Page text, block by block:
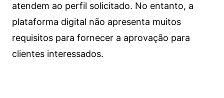
atendem ao perfil solicitado. No entanto, a
plataforma digital não apresenta muitos
requisitos para fornecer a aprovação para
clientes interessados.